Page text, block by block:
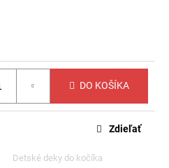
DO KOŠÍKA
Detské deky do kočíka
Zdieľať